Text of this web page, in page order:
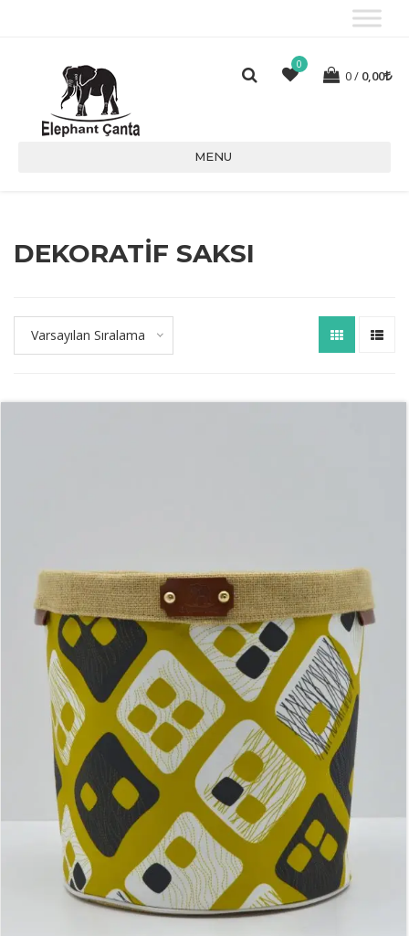
0
0 0,00
MENU
DEKORATIF SAKSI
Varsayılan Sıralama